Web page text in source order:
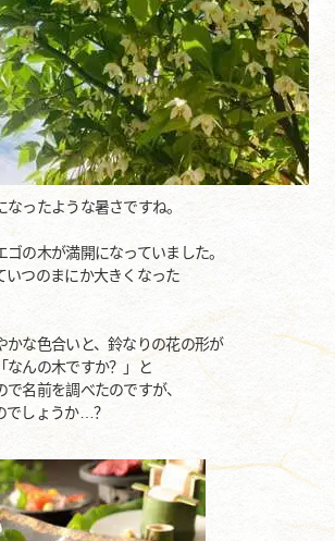
ったような暑さですね。
の木が満開になっていました。
いつのまにか大きくなった
かな色合いと、鈴なりの花の形が
なんの木ですか？」と
名前を調べたのですが、
でしょうか…？